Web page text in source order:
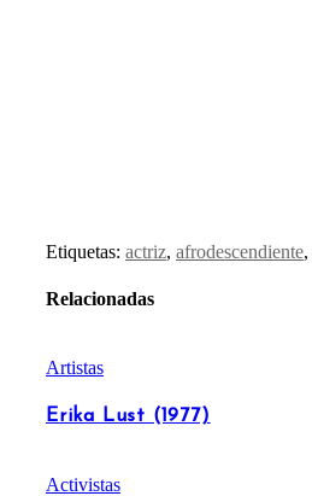
Etiquetas: actriz, afrodescendiente,
Relacionadas
Artistas
Erika Lust (1977)
Activistas